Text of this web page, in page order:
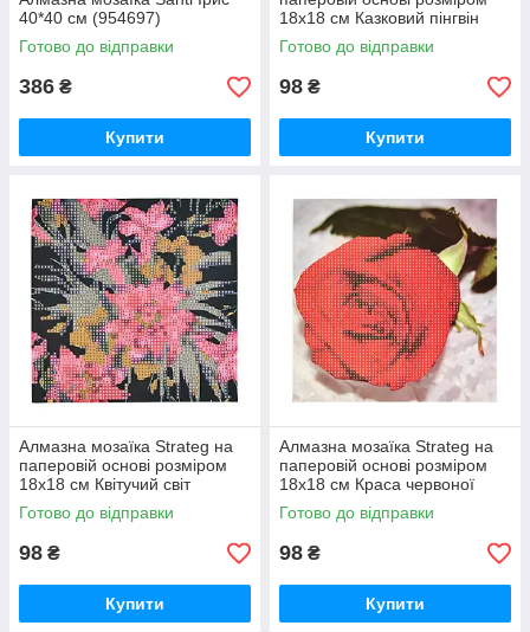
40*40 см (954697)
Готово до відправки
386 ₴
Купити
18х18 см Казковий пінгвін
(JUB14407)
Готово до відправки
98 ₴
Купити
Алмазна мозаїка Strateg на
паперовій основі розміром
18х18 см Квітучий світ
екзотичної краси (JUB14393)
Готово до відправки
98 ₴
Купити
Алмазна мозаїка Strateg на
паперовій основі розміром
18х18 см Краса червоної
троянди (JUB20601)
Готово до відправки
98 ₴
Купити